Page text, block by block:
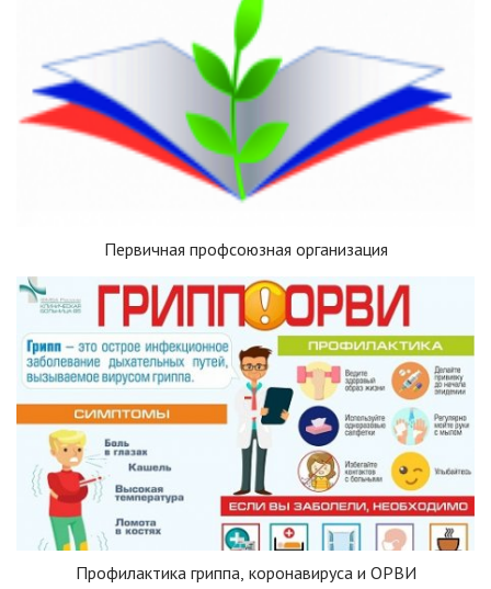
Первичная профсоюзная организация
Профилактика гриппа, коронавируса и ОРВИ